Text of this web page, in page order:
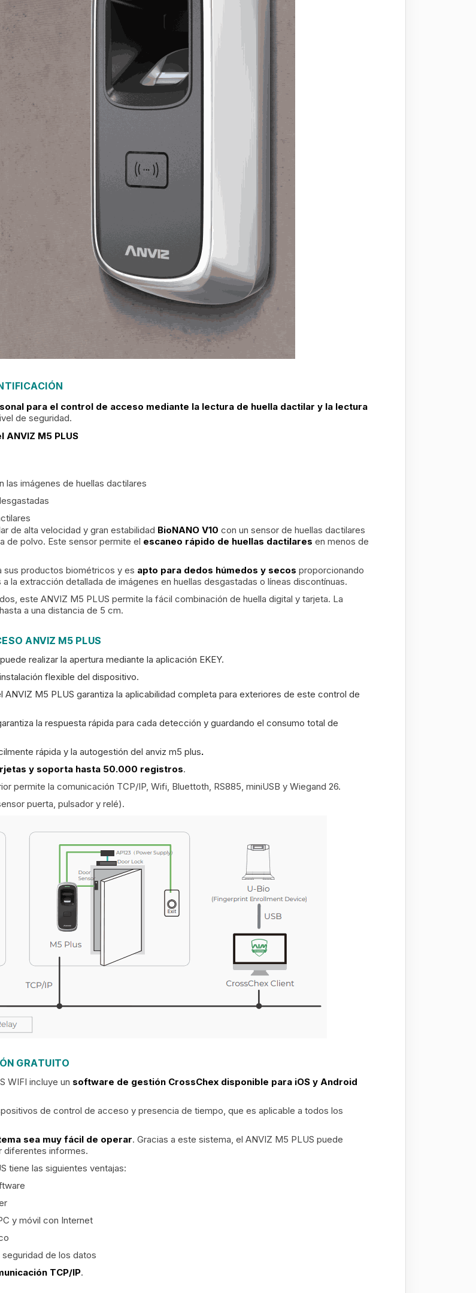
para el control de acceso mediante la lectura de huella dactilar y la lectura
de seguridad.
ANVIZ M5 PLUS
las imágenes de huellas dactilares
de alta velocidad y gran estabilidad BioNANO V10 con un sensor de huellas dactilares
de polvo. Este sensor permite el escaneo rápido de huellas dactilares en menos de
sus productos biométricos y es apto para dedos húmedos y secos proporcionando
la extracción detallada de imágenes en huellas desgastadas o líneas discontínuas.
este ANVIZ M5 PLUS permite la fácil combinación de huella digital y tarjeta. La
a una distancia de 5 cm.
ANVIZ M5 PLUS
realizar la apertura mediante la aplicación EKEY.
flexible del dispositivo.
ANVIZ M5 PLUS garantiza la aplicabilidad completa para exteriores de este control de
la respuesta rápida para cada detección y guardando el consumo total de
rápida y la autogestión del anviz m5 plus.
y soporta hasta 50.000 registros.
permite la comunicación TCP/IP, Wifi, Bluettoth, RS885, miniUSB y Wiegand 26.
puerta, pulsador y relé).
GRATUITO
WIFI incluye un software de gestión CrossChex disponible para iOS y Android
de control de acceso y presencia de tiempo, que es aplicable a todos los
sea muy fácil de operar. Gracias a este sistema, el ANVIZ M5 PLUS puede
diferentes informes.
tiene las siguientes ventajas:
y móvil con Internet
de los datos
TCP/IP.